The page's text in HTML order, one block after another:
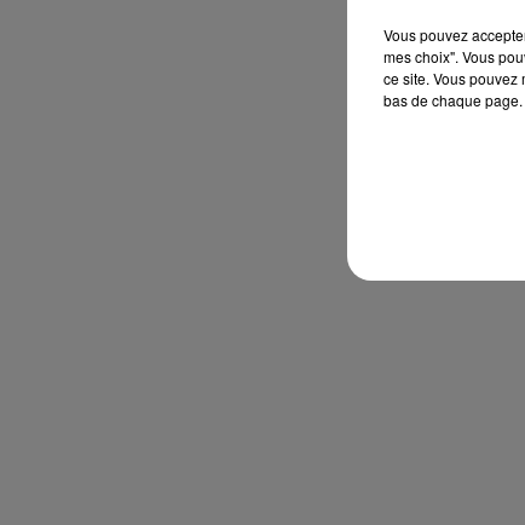
Vous pouvez
mes choix". Vous
ce site. Vous pouvez
bas de chaque page.